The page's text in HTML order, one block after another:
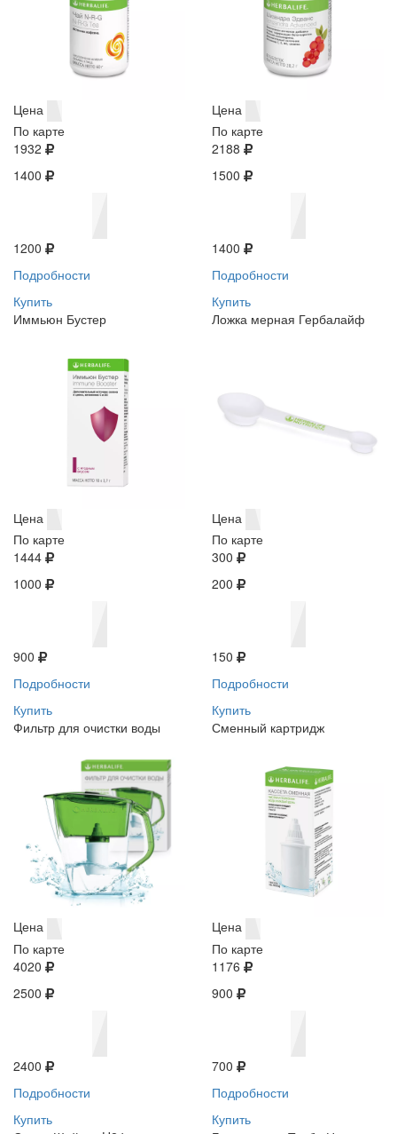
Цена
По карте
1932
1400
1200
Подробности
Купить
Цена
По карте
2188
1500
1400
Подробности
Купить
Иммьюн Бустер
Цена
По карте
1444
1000
900
Подробности
Купить
Ложка мерная Гербалайф
Цена
По карте
300
200
150
Подробности
Купить
Фильтр для очистки воды
Цена
По карте
4020
2500
2400
Подробности
Купить
Сменный картридж
Цена
По карте
1176
900
700
Подробности
Купить